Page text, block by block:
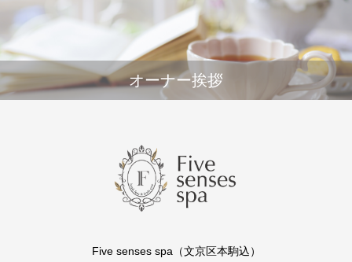
オーナー挨拶
Five senses spa（文京区本駒込）